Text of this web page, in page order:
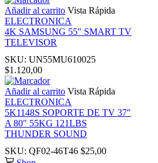
panel
panel
Añadir al carrito Vista Rápida
ELECTRONICA
4K SAMSUNG 55″ SMART TV
TELEVISOR
SKU: UN55MU610025
$1.120,00
Añadir al carrito Vista Rápida
ELECTRONICA
5K1148S SOPORTE DE TV 37″
A 80″ 55KG 121LBS
THUNDER SOUND
SKU: QF02-46T46 $25,00